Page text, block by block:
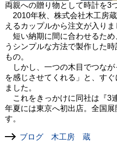
両親への贈り物として時計を3
2010年秋、株式会社木工房
えるカップルから注文が入りま
短い納期に間に合わせるため
うシンプルな方法で製作した
もの。
しかし、一つの木目でつなが
を感じさせてくれる」と、す
ました。
これをきっかけに同社は『3
年夏には東京へ初出店。全国
す。
ブログ 木工房 蔵